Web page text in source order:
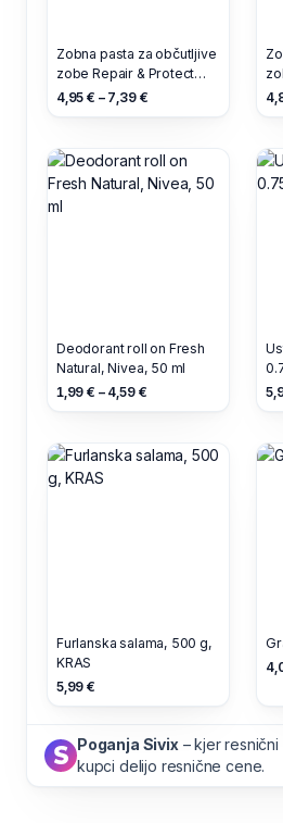
Zobna pasta za občutljive
zobe Repair & Protect
Whitening, Sensodyne,
4,95 € – 7,39 €
Deodorant roll on Fresh
Natural, Nivea, 50 ml
1,99 € – 4,59 €
Furlanska salama, 500 g,
KRAS
5,99 €
Poganja Sivix – kjer resnični
kupci delijo resnične cene.